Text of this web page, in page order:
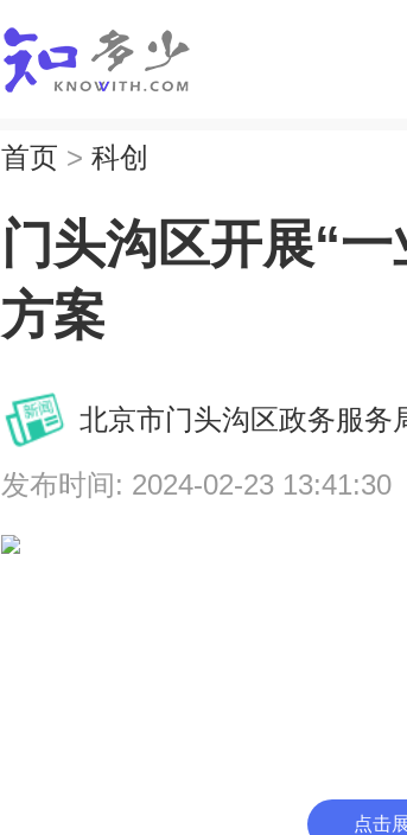
首页 > 科创
门头沟区开展“
方案
北京市门头沟区政务服务
发布时间: 2024-02-23 13:41:30
点击